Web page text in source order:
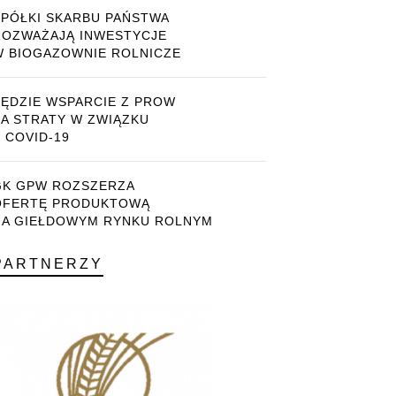
SKARBU PAŃSTWA
INWESTYCJE
BIOGAZOWNIE ROLNICZE
WSPARCIE Z PROW
STRATY W ZWIĄZKU
COVID-19
GPW ROZSZERZA
PRODUKTOWĄ
GIEŁDOWYM RYNKU ROLNYM